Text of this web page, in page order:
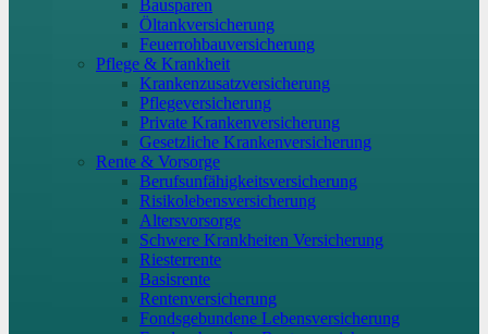
Bausparen
Öltankversicherung
Feuerrohbauversicherung
Pflege & Krankheit
Krankenzusatzversicherung
Pflegeversicherung
Private Krankenversicherung
Gesetzliche Krankenversicherung
Rente & Vorsorge
Berufs­unfähigkeitsversicherung
Risikolebensversicherung
Altersvorsorge
Schwere Krankheiten Versicherung
Riesterrente
Basisrente
Rentenversicherung
Fondsgebundene Lebensversicherung